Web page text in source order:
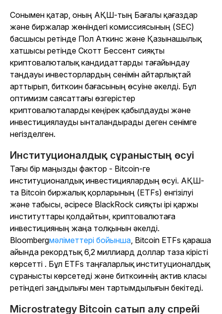
Сонымен қатар, оның АҚШ-тың Бағалы қағаздар
және биржалар жөніндегі комиссиясының (SEC)
басшысы ретінде Пол Аткинс және Қазынашылық
хатшысы ретінде Скотт Бессент сияқты
криптовалюталық кандидаттарды тағайындау
таңдауы инвесторлардың сенімін айтарлықтай
арттырып, биткоин бағасының өсуіне әкелді. Бұл
оптимизм саясаттағы өзгерістер
криптовалюталарды кеңірек қабылдауды және
инвестициялауды ынталандырады деген сенімге
негізделген.
Институционалдық сұраныстың өсуі
Тағы бір маңызды фактор - Bitcoin-ге
институционалдық инвестициялардың өсуі. АҚШ-
та Bitcoin биржалық қорларының (ETFs) енгізілуі
және табысы, әсіресе BlackRock сияқты ірі қаржы
институттары қолдайтын, криптовалютаға
инвестицияның жаңа толқынын әкелді.
Bloombergмәліметтері бойынша, Bitcoin ETFs қараша
айында рекордтық 6,2 миллиард доллар таза кірісті
көрсетті . Бұл ETFs таңғаларлық институционалдық
сұранысты көрсетеді және биткоиннің актив класы
ретіндегі заңдылығы мен тартымдылығын бекітеді.
Microstrategy Bitcoin сатып алу спрейі